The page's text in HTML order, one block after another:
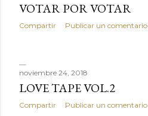
VOTAR POR VOTAR
Compartir Publicar un comentario
noviembre 24, 2018
LOVE TAPE VOL.2
Compartir Publicar un comentario